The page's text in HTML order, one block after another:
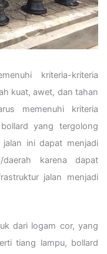
kriteria-kriteria
kuat, awet, dan tahan
memenuhi kriteria
yang tergolong
ini dapat menjadi
karena dapat
jalan menjadi
dari logam cor, yang
tiang lampu, bollard